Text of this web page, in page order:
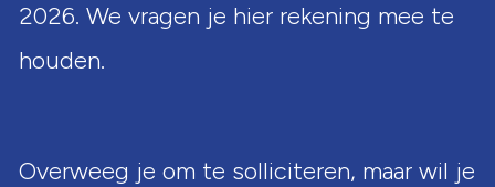
2026. We vragen je hier rekening mee te
houden.
Overweeg je om te solliciteren, maar wil je